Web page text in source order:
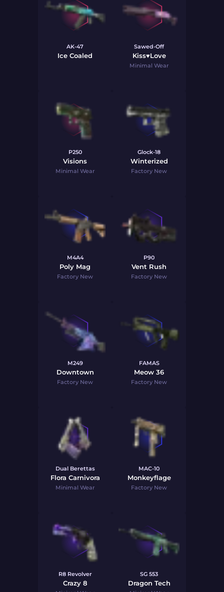
AK-47
Ice Coaled
Sawed-Off
Kiss♥Love
Minimal Wear
P250
Visions
Minimal Wear
Glock-18
Winterized
Factory New
M4A4
Poly Mag
Factory New
P90
Vent Rush
Factory New
M249
Downtown
Factory New
FAMAS
Meow 36
Factory New
Dual Berettas
Flora Carnivora
Minimal Wear
MAC-10
Monkeyflage
Factory New
R8 Revolver
Crazy 8
SG 553
Dragon Tech